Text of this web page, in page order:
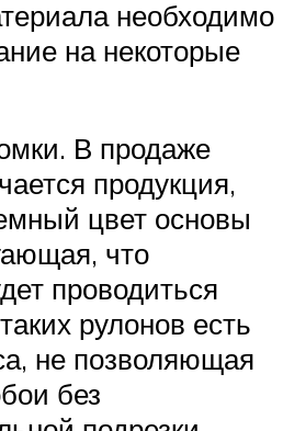
необходимо
на некоторые
В продаже
продукция,
цвет основы
что
проводиться
рулонов есть
не позволяющая
без